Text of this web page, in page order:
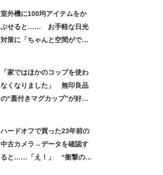
室外機に100均アイテムをか
ぶせると…… お手軽な日光
対策に「ちゃんと空間ができ
「家ではほかのコップを使わ
なくなりました」 無印良品
の“蓋付きマグカップ”が好
ハードオフで買った23年前の
中古カメラ→データを確認す
ると……「え！」 “衝撃の中